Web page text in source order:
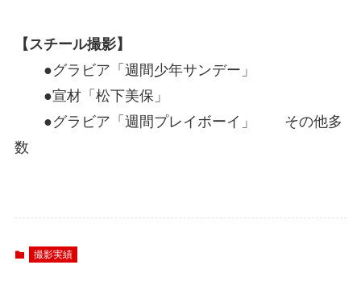
【スチール撮影】
●グラビア「週間少年サンデー」
●宣材「松下美保」
●グラビア「週間プレイボーイ」 その他多
数
撮影実績